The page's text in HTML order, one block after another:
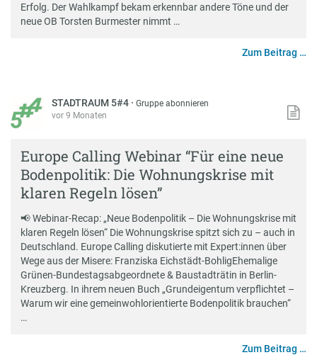
Erfolg. Der Wahlkampf bekam erkennbar andere Töne und der
neue OB Torsten Burmester nimmt …
Zum Beitrag …
STADTRAUM 5#4 ·Gruppe abonnieren
vor 9 Monaten
Europe Calling Webinar “Für eine neue
Bodenpolitik: Die Wohnungskrise mit
klaren Regeln lösen”
📢 Webinar-Recap: „Neue Bodenpolitik – Die Wohnungskrise mit
klaren Regeln lösen“ Die Wohnungskrise spitzt sich zu – auch in
Deutschland. Europe Calling diskutierte mit Expert:innen über
Wege aus der Misere: Franziska Eichstädt-BohligEhemalige
Grünen-Bundestagsabgeordnete & Baustadträtin in Berlin-
Kreuzberg. In ihrem neuen Buch „Grundeigentum verpflichtet –
Warum wir eine gemeinwohlorientierte Bodenpolitik brauchen“
…
Zum Beitrag …